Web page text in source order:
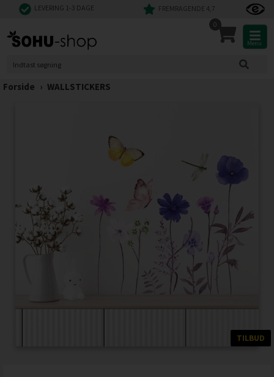
LEVERING 1-3 DAGE FREMRAGENDE 4,7
0
Menu
Forside › WALLSTICKERS
TILBUD